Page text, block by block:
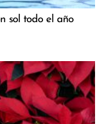
sol todo el año